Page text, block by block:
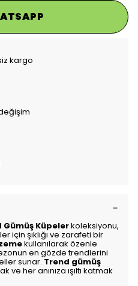
kargo
Gümüş Küpelerkoleksiyonu,
için şıklığı ve zarafeti bir
kullanılarak özenle
en gözde trendlerini
sunar. Trend gümüş
ve her anınıza ışıltı katmak